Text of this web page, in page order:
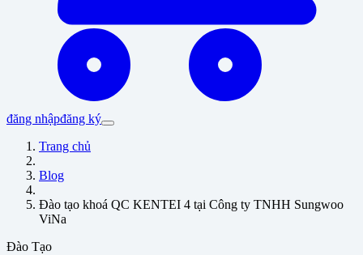
đăng nhậpđăng ký
Trang chủ
Blog
Đào tạo khoá QC KENTEI 4 tại Công ty TNHH Sungwoo
ViNa
Đào Tạo